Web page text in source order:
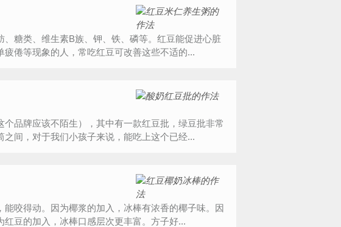
糖类、维生素B族、钾、铁、磷等。红豆能促进心脏
倦等现象的人，常吃红豆可改善这些不适的...
品牌应该不陌生），其中有一款红豆批，绿豆批非常
间，对于我们小孩子来说，能吃上这个已经...
咬得动。因为椰浆的加入，冰棒有浓香的椰子味。因
豆的加入，冰棒口感层次更丰富。方子好...